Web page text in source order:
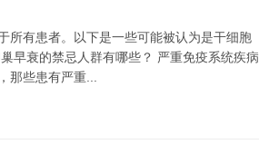
所有患者。以下是一些可能被认为是干细胞
早衰的禁忌人群有哪些？ 严重免疫系统疾病
那些患有严重...